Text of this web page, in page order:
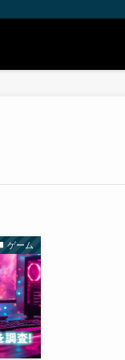
ゲーム